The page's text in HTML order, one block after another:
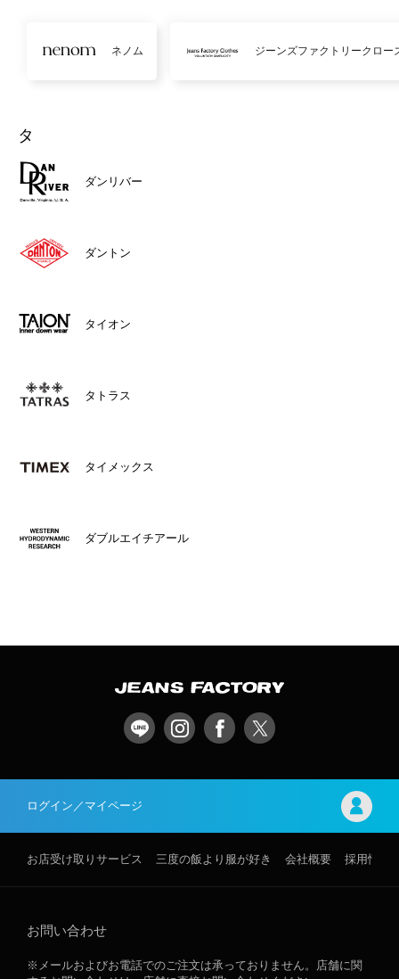
ネノム ジーンズファクトリークロー
タ
ダンリバー
ダントン
タイオン
タトラス
タイメックス
ダブルエイチアール
ログイン／マイページ
お店受け取りサービス 三度の飯より服が好き 会社概要 採用情報
お問い合わせ
※メールおよびお電話でのご注文は承っておりません。店舗に関